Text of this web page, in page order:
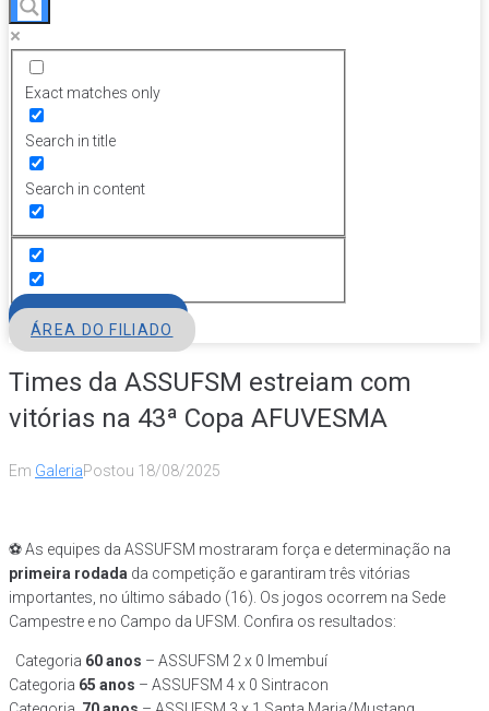
Exact matches only
Search in title
Search in content
ÁREA DO FILIADO
Times da ASSUFSM estreiam com
vitórias na 43ª Copa AFUVESMA
Em GaleriaPostou 18/08/2025
⚽ As equipes da ASSUFSM mostraram força e determinação na
primeira rodada da competição e garantiram três vitórias
importantes, no último sábado (16). Os jogos ocorrem na Sede
Campestre e no Campo da UFSM. Confira os resultados:
Categoria 60 anos – ASSUFSM 2 x 0 Imembuí
Categoria 65 anos – ASSUFSM 4 x 0 Sintracon